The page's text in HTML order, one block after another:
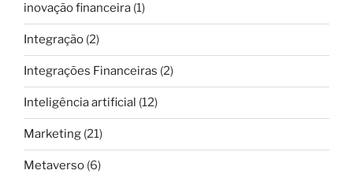
inovação financeira (1)
Integração (2)
Integrações Financeiras (2)
Inteligência artificial (12)
Marketing (21)
Metaverso (6)